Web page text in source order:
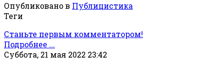
Опубликовано в Публицистика
Теги
Станьте первым комментатором!
Подробнее ...
Суббота, 21 мая 2022 23:42